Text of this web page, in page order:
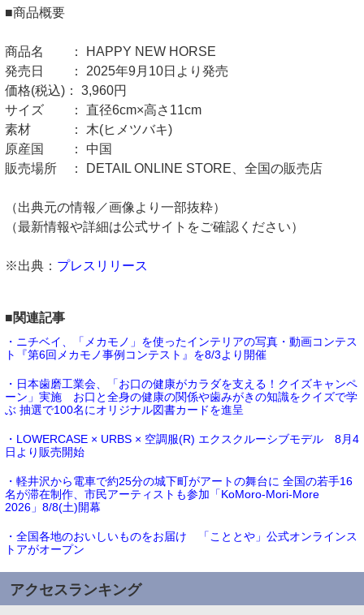
■商品概要
商品名 ： HAPPY NEW HORSE
発売日 ： 2025年9月10日より発売
価格(税込)： 3,960円
サイズ ： 直径6cm×高さ11cm
素材 ： 木(ヒメツバキ)
原産国 ： 中国
販売場所 ： DETAIL ONLINE STORE、全国の販売店
（出典元の情報／画像より一部抜粋）
（最新情報や詳細は公式サイトをご確認ください）
※出典： プレスリリース
■関連記事
・ニチベイ、「メカモノ」を使ったインテリアの写真・動画コンテス
ト『第6回メカモノ事例コンテスト』を8/3より開催
・日本歯磨工業会、「お口の健康がカラダを支える！クイズキャンペ
ーン」実施 お口と全身の健康の関係や歯みがきの知識をクイズで学
ぶ 抽選で100名にオリジナル図書カードを進呈
・LOWERCASE × URBS × 空調服(R) エクスクルーシブモデル 8月4
日より販売開始
・軽井沢から電車で約25分の城下町がアートの舞台に 全国の若手16
名が滞在制作、市民アーティストも参加「KoMoro-Mori-More
2026」8/8(土)開幕
・全国各地のおいしいものをお届け 「こととや」公式オンラインス
トアがオープン
アクセスランキング